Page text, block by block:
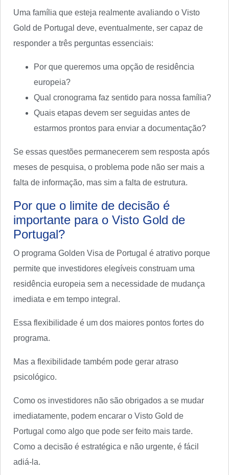
Uma família que esteja realmente avaliando o Visto
Gold de Portugal deve, eventualmente, ser capaz de
responder a três perguntas essenciais:
Por que queremos uma opção de residência
europeia?
Qual cronograma faz sentido para nossa família?
Quais etapas devem ser seguidas antes de
estarmos prontos para enviar a documentação?
Se essas questões permanecerem sem resposta após
meses de pesquisa, o problema pode não ser mais a
falta de informação, mas sim a falta de estrutura.
Por que o limite de decisão é
importante para o Visto Gold de
Portugal?
O programa Golden Visa de Portugal é atrativo porque
permite que investidores elegíveis construam uma
residência europeia sem a necessidade de mudança
imediata e em tempo integral.
Essa flexibilidade é um dos maiores pontos fortes do
programa.
Mas a flexibilidade também pode gerar atraso
psicológico.
Como os investidores não são obrigados a se mudar
imediatamente, podem encarar o Visto Gold de
Portugal como algo que pode ser feito mais tarde.
Como a decisão é estratégica e não urgente, é fácil
adiá-la.